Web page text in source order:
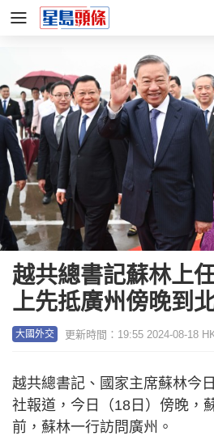
越共總書記蘇林上
上先抵廣州傍晚到
大國外交 更新時間：19:55 2024-08-18
越共總書記、國家主席蘇林今
社報道，今日（18日）傍晚，
前，蘇林一行訪問廣州。